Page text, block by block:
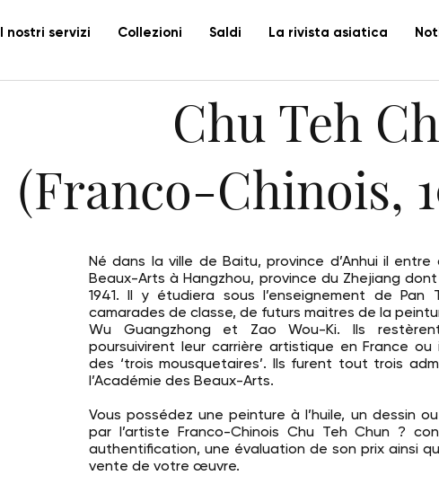
I nostri servizi Collezioni Saldi La rivista asiatica
Chu Teh
(Franco-Chinois,
Né dans la ville de Baitu, province d’Anhui il entre
Beaux-Arts à Hangzhou, province du Zhejiang
1941. Il y étudiera sous l’enseignement de Pan
camarades de classe, de futurs maitres de la
Wu Guangzhong et Zao Wou-Ki. Ils
poursuivirent leur carrière artistique en France
des ‘trois mousquetaires’. Ils furent tout trois
l’Académie des Beaux-Arts.
Vous possédez une peinture à l’huile, un dessin
par l’artiste Franco-Chinois Chu Teh Chun ?
authentification, une évaluation de son prix ainsi
vente de votre œuvre.